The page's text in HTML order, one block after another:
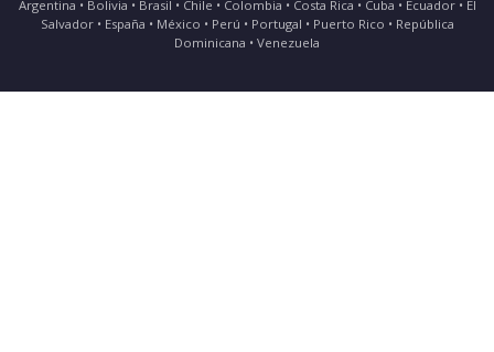
Argentina • Bolivia • Brasil • Chile • Colombia • Costa Rica • Cuba • Ecuador • El
Salvador • España • México • Perú • Portugal • Puerto Rico • República
Dominicana • Venezuela